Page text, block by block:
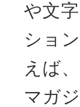
や文
ショ
えば
マガ